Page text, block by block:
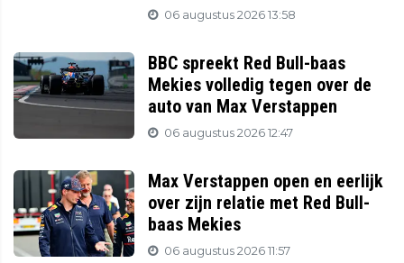
06 augustus 2026 13:58
BBC spreekt Red Bull-baas
Mekies volledig tegen over de
auto van Max Verstappen
06 augustus 2026 12:47
Max Verstappen open en eerlijk
over zijn relatie met Red Bull-
baas Mekies
06 augustus 2026 11:57